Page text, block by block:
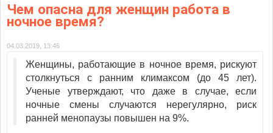
Чем опасна для женщин работа в
ночное время?
04.03.2019, 13:46
Женщины, работающие в ночное время, рискуют
столкнуться с ранним климаксом (до 45 лет).
Ученые утверждают, что даже в случае, если
ночные смены случаются нерегулярно, риск
ранней менопаузы повышен на 9%.